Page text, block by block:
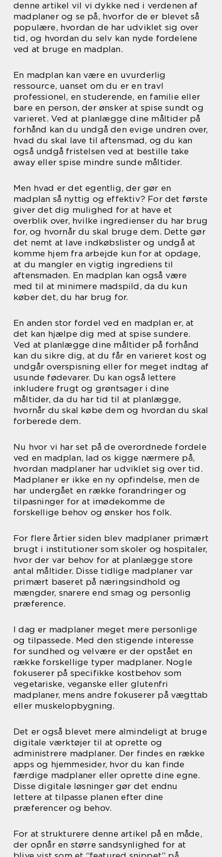
denne artikel vil vi dykke ned i verdenen af
madplaner og se på, hvorfor de er blevet så
populære, hvordan de har udviklet sig over
tid, og hvordan du selv kan nyde fordelene
ved at bruge en madplan.
En madplan kan være en uvurderlig
ressource, uanset om du er en travl
professionel, en studerende, en familie eller
bare en person, der ønsker at spise sundt og
varieret. Ved at planlægge dine måltider på
forhånd kan du undgå den evige undren over,
hvad du skal lave til aftensmad, og du kan
også undgå fristelsen ved at bestille take
away eller spise mindre sunde måltider.
Men hvad er det egentlig, der gør en
madplan så nyttig og effektiv? For det første
giver det dig mulighed for at have et
overblik over, hvilke ingredienser du har brug
for, og hvornår du skal bruge dem. Dette gør
det nemt at lave indkøbslister og undgå at
komme hjem fra arbejde kun for at opdage,
at du mangler en vigtig ingrediens til
aftensmaden. En madplan kan også være
med til at minimere madspild, da du kun
køber det, du har brug for.
En anden stor fordel ved en madplan er, at
det kan hjælpe dig med at spise sundere.
Ved at planlægge dine måltider på forhånd
kan du sikre dig, at du får en varieret kost og
undgår overspisning eller for meget indtag af
usunde fødevarer. Du kan også lettere
inkludere frugt og grøntsager i dine
måltider, da du har tid til at planlægge,
hvornår du skal købe dem og hvordan du skal
forberede dem.
Nu hvor vi har set på de overordnede fordele
ved en madplan, lad os kigge nærmere på,
hvordan madplaner har udviklet sig over tid.
Madplaner er ikke en ny opfindelse, men de
har undergået en række forandringer og
tilpasninger for at imødekomme de
forskellige behov og ønsker hos folk.
For flere årtier siden blev madplaner primært
brugt i institutioner som skoler og hospitaler,
hvor der var behov for at planlægge store
antal måltider. Disse tidlige madplaner var
primært baseret på næringsindhold og
mængder, snarere end smag og personlig
præference.
I dag er madplaner meget mere personlige
og tilpassede. Med den stigende interesse
for sundhed og velvære er der opstået en
række forskellige typer madplaner. Nogle
fokuserer på specifikke kostbehov som
vegetariske, veganske eller glutenfri
madplaner, mens andre fokuserer på vægttab
eller muskelopbygning.
Det er også blevet mere almindeligt at bruge
digitale værktøjer til at oprette og
administrere madplaner. Der findes en række
apps og hjemmesider, hvor du kan finde
færdige madplaner eller oprette dine egne.
Disse digitale løsninger gør det endnu
lettere at tilpasse planen efter dine
præferencer og behov.
For at strukturere denne artikel på en måde,
der opnår en større sandsynlighed for at